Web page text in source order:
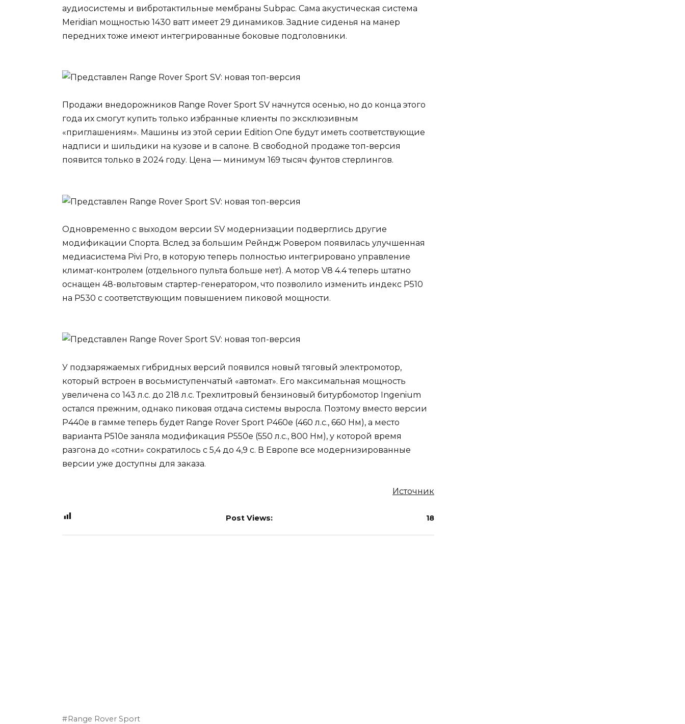
аудиосистемы и вибротактильные мембраны Subpac. Сама акустическая система
Meridian мощностью 1430 ватт имеет 29 динамиков. Задние сиденья на манер
передних тоже имеют интегрированные боковые подголовники.
Продажи внедорожников Range Rover Sport SV начнутся осенью, но до конца этого
года их смогут купить только избранные клиенты по эксклюзивным
«приглашениям». Машины из этой серии Edition One будут иметь соответствующие
надписи и шильдики на кузове и в салоне. В свободной продаже топ-версия
появится только в 2024 году. Цена — минимум 169 тысяч фунтов стерлингов.
Одновременно с выходом версии SV модернизации подверглись другие
модификации Спорта. Вслед за большим Рейндж Ровером появилась улучшенная
медиасистема Pivi Pro, в которую теперь полностью интегрировано управление
климат-контролем (отдельного пульта больше нет). А мотор V8 4.4 теперь штатно
оснащен 48-вольтовым стартер-генератором, что позволило изменить индекс P510
на P530 с соответствующим повышением пиковой мощности.
У подзаряжаемых гибридных версий появился новый тяговый электромотор,
который встроен в восьмиступенчатый «автомат». Его максимальная мощность
увеличена со 143 л.с. до 218 л.с. Трехлитровый бензиновый битурбомотор Ingenium
остался прежним, однако пиковая отдача системы выросла. Поэтому вместо версии
P440e в гамме теперь будет Range Rover Sport P460e (460 л.с., 660 Нм), а место
варианта P510e заняла модификация P550e (550 л.с., 800 Нм), у которой время
разгона до «сотни» сократилось с 5,4 до 4,9 с. В Европе все модернизированные
версии уже доступны для заказа.
Источник
Post Views: 18
Range Rover Sport